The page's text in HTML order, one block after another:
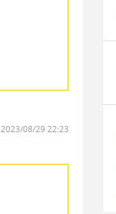
2023/08/29 22:23